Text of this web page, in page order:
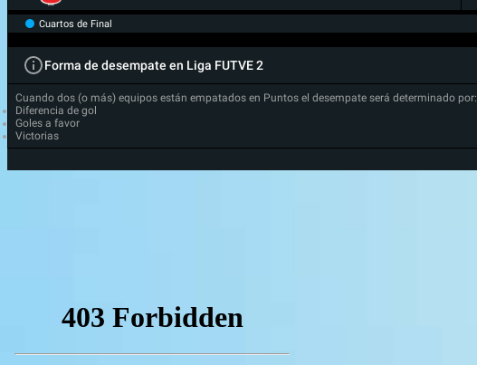
Cuartos de Final
Forma de desempate en Liga FUTVE 2
Cuando dos (o más) equipos están empatados en Puntos el desempate será determinado por:
Diferencia de gol
Goles a favor
Victorias